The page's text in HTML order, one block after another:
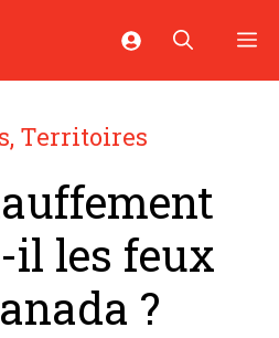
, Territoires
les feux
?